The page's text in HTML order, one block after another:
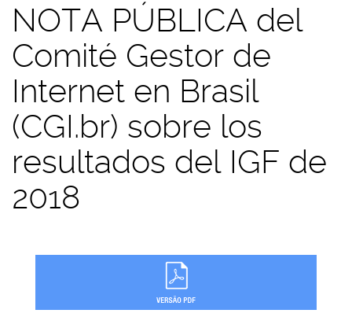
NOTA PÚBLICA del
Comité Gestor de
Internet en Brasil
(CGI.br) sobre los
resultados del IGF de
2018